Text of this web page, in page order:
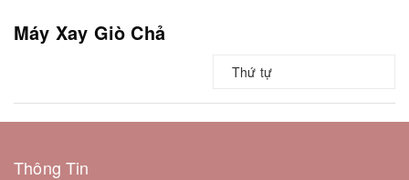
Máy Xay Giò Chả
Thứ tự
Thông Tin